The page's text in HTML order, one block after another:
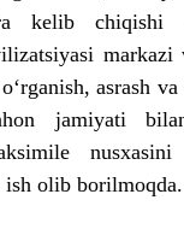
kelib chiqishi
markazi
asrash
jamiyati
nusxasini
ish olib borilmoqda.